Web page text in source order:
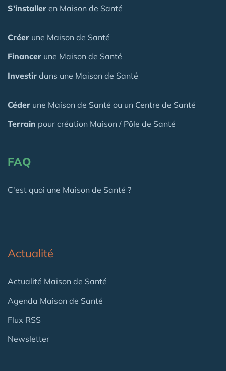
S'installer en Maison de Santé
Créer une Maison de Santé
Financer une Maison de Santé
Investir dans une Maison de Santé
Céder une Maison de Santé ou un Centre de Santé
Terrain pour création Maison / Pôle de Santé
FAQ
C'est quoi une Maison de Santé ?
Actualité
Actualité Maison de Santé
Agenda Maison de Santé
Flux RSS
Newsletter